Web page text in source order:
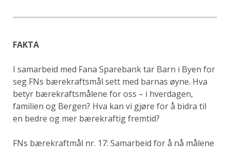
FAKTA
I samarbeid med Fana Sparebank tar Barn i Byen for
seg FNs bærekraftsmål sett med barnas øyne. Hva
betyr bærekraftsmålene for oss – i hverdagen,
familien og Bergen? Hva kan vi gjøre for å bidra til
en bedre og mer bærekraftig fremtid?
FNs bærekraftmål nr. 17: Samarbeid for å nå målene